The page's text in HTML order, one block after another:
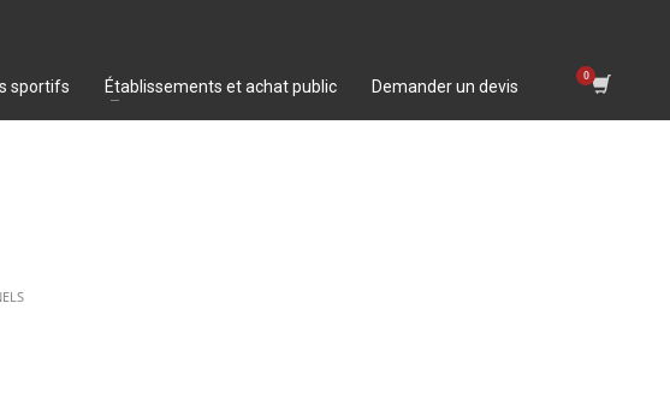
sportifs Établissements et achat public Demander un devis